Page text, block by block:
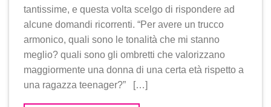
tantissime, e questa volta scelgo di rispondere ad
alcune domandi ricorrenti. “Per avere un trucco
armonico, quali sono le tonalità che mi stanno
meglio? quali sono gli ombretti che valorizzano
maggiormente una donna di una certa età rispetto a
una ragazza teenager?” […]